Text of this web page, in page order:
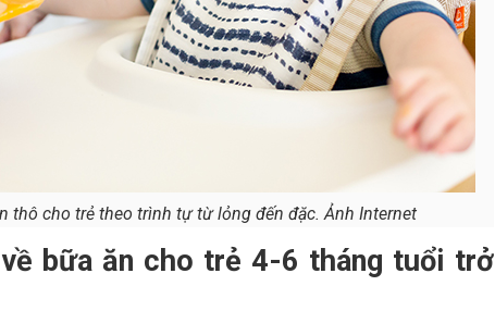
thô cho trẻ theo trình tự từ lỏng đến đặc. Ảnh Internet
bữa ăn cho trẻ 4-6 tháng tuổi trở